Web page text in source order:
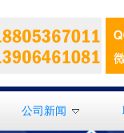
公司新闻